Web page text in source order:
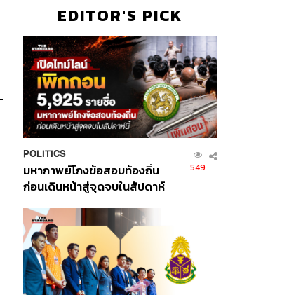
EDITOR'S PICK
POLITICS
มหากาพย์โกงข้อสอบท้องถิ่น
ก่อนเดินหน้าสู่จุดจบในสัปดาห์
549